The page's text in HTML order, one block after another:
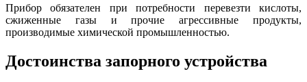
Прибор обязателен при потребности перевезти кислоты,
сжиженные газы и прочие агрессивные продукты,
производимые химической промышленностью.
Достоинства запорного устройства